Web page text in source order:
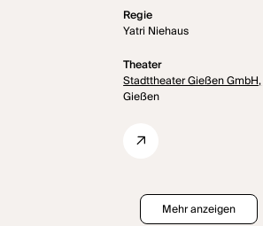
Regie
Yatri Niehaus
Theater
Stadttheater Gießen GmbH,
Gießen
Mehr anzeigen